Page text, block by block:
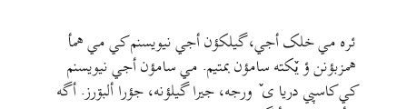
ئره مي خلک أجي، گيلکؤن أجي نيويسنم کي مي همأ
همزبؤنن ؤ يٚکته سامؤن بمتيم. مي سامؤن أجي نيويسنم
کي کاسپي دريا ی ٚ ورجه، جيرا گيلؤنه، جؤرا ألبۊرز. أگه